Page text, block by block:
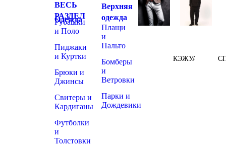
ВЕСЬ
РАЗДЕЛ
Одежда
Рубашки
и Поло
Пиджаки
и Куртки
Брюки и
Джинсы
Свитеры и
Кардиганы
Футболки
и
Толстовки
Верхняя
одежда
Плащи
и
Пальто
Бомберы
и
Ветровки
Парки и
Дождевики
КЭЖУАЛ